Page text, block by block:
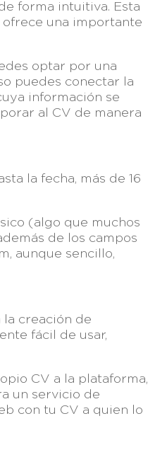
forma intuitiva. Esta
ofrece una importante
optar por una
puedes conectar la
información se
al CV de manera
la fecha, más de 16
(algo que muchos
de los campos
aunque sencillo,
la creación de
fácil de usar,
CV a la plataforma,
un servicio de
con tu CV a quien lo